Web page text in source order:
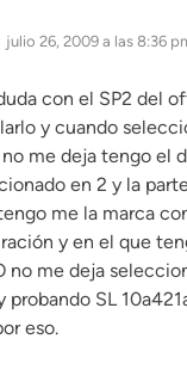
dice:
julio 26, 2009 a las 8:36
con el SP2 del
y cuando
me deja tengo el
en 2 y la
me la marca
y en el que
no me deja
probando SL
eso.